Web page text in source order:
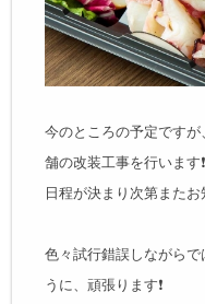
今のところの予定です
舗の改装工事を行います❗️
日程が決まり次第またお
色々試行錯誤しながら
うに、頑張ります❗️